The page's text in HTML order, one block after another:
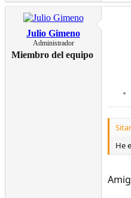
Julio Gimeno
Administrador
Miembro del equipo
He